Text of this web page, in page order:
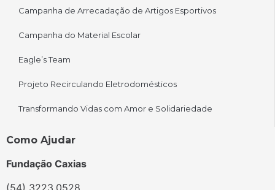
Campanha de Arrecadação de Artigos Esportivos
Campanha do Material Escolar
Eagle’s Team
Projeto Recirculando Eletrodomésticos
Transformando Vidas com Amor e Solidariedade
Como Ajudar
Fundação Caxias
(54) 3223.0528